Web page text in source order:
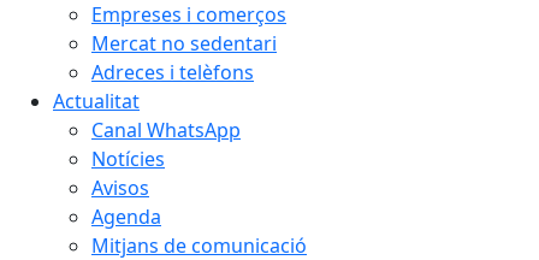
Empreses i comerços
Mercat no sedentari
Adreces i telèfons
Actualitat
Canal WhatsApp
Notícies
Avisos
Agenda
Mitjans de comunicació